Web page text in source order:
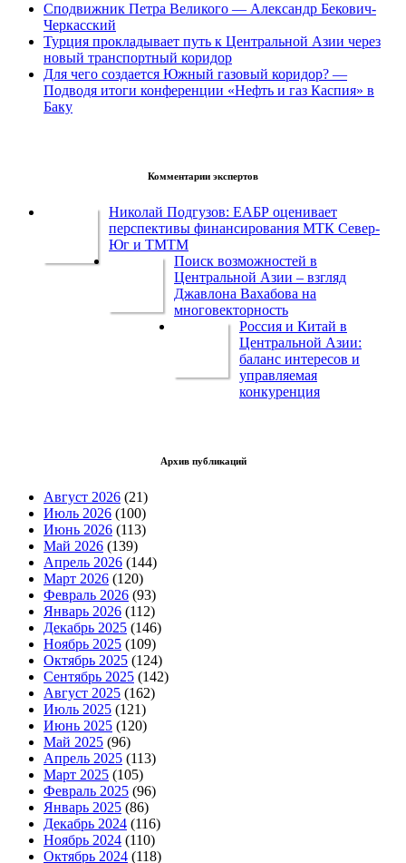
Сподвижник Петра Великого — Александр Бекович-
Черкасский
Турция прокладывает путь к Центральной Азии через
новый транспортный коридор
Для чего создается Южный газовый коридор? —
Подводя итоги конференции «Нефть и газ Каспия» в
Баку
Комментарии экспертов
Николай Подгузов: ЕАБР оценивает
перспективы финансирования МТК Север-
Юг и ТМТМ
Поиск возможностей в
Центральной Азии – взгляд
Джавлона Вахабова на
многовекторность
Россия и Китай в
Центральной Азии:
баланс интересов и
управляемая
конкуренция
Архив публикаций
Август 2026 (21)
Июль 2026 (100)
Июнь 2026 (113)
Май 2026 (139)
Апрель 2026 (144)
Март 2026 (120)
Февраль 2026 (93)
Январь 2026 (112)
Декабрь 2025 (146)
Ноябрь 2025 (109)
Октябрь 2025 (124)
Сентябрь 2025 (142)
Август 2025 (162)
Июль 2025 (121)
Июнь 2025 (120)
Май 2025 (96)
Апрель 2025 (113)
Март 2025 (105)
Февраль 2025 (96)
Январь 2025 (86)
Декабрь 2024 (116)
Ноябрь 2024 (110)
Октябрь 2024 (118)